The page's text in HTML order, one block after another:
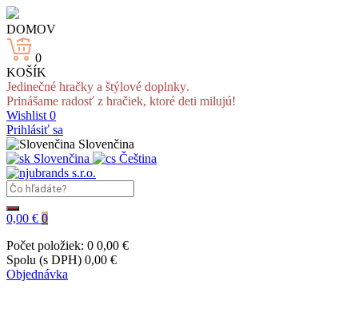
DOMOV
0
KOŠÍK
Jedinečné hračky a štýlové doplnky.
Prinášame radosť z hračiek, ktoré deti milujú!
Wishlist 0
Prihlásiť sa
Slovenčina
Slovenčina
Čeština
0,00 € 0
Počet položiek: 0 0,00 €
Spolu (s DPH) 0,00 €
Objednávka